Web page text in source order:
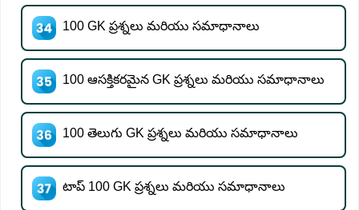
100 GK ప్రశ్నలు మరియు సమాధానాలు
100 ఆసక్తికరమైన GK ప్రశ్నలు మరియు సమాధానాలు
100 తెలుగు GK ప్రశ్నలు మరియు సమాధానాలు
టాప్ 100 GK ప్రశ్నలు మరియు సమాధానాలు